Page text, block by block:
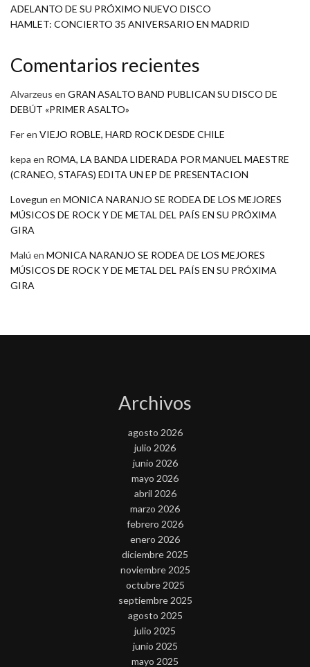
ADELANTO DE SU PRÓXIMO NUEVO DISCO
HAMLET: CONCIERTO 35 ANIVERSARIO EN MADRID
Comentarios recientes
Alvarzeus en GRAN ASALTO BAND PUBLICAN SU DISCO DE
DEBÚT «PRIMER ASALTO»
Feren VIEJO ROBLE, HARD ROCK DESDE CHILE
kepa en ROMA, LA BANDA LIDERADA POR MANUEL MAESTRE
(CRANEO, STAFAS) EDITA UN EP DE PRESENTACION
Lovegun en MONICA NARANJO SE RODEA DE LOS MEJORES
MÚSICOS DE ROCK Y DE METAL DEL PAÍS EN SU PRÓXIMA
GIRA
Malú en MONICA NARANJO SE RODEA DE LOS MEJORES
MÚSICOS DE ROCK Y DE METAL DEL PAÍS EN SU PRÓXIMA
GIRA
Archivos
agosto 2026
julio 2026
junio 2026
mayo 2026
abril 2026
marzo 2026
febrero 2026
enero 2026
diciembre 2025
noviembre 2025
octubre 2025
septiembre 2025
agosto 2025
julio 2025
junio 2025
mayo 2025